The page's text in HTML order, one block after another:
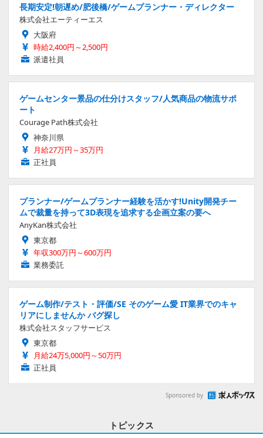
長期安定!朝遅め/肥後橋/ゲームプランナー・ディレクター
株式会社エーティーエス
大阪府
時給2,400円～2,500円
派遣社員
ゲームセンター景品の仕分けスタッフ/人気商品の物流サポ
ート
Courage Path株式会社
神奈川県
月給27万円～35万円
正社員
プランナー/ゲームプランナー経験を活かす!Unity開発チー
ムで裁量を持って3D表現を追求する企画立案の要へ
AnyKan株式会社
東京都
年収300万円～600万円
業務委託
ゲーム制作/テスト・評価/SE そのゲーム愛 IT業界でのキャ
リアにしませんか バグ探し
株式会社スタッフサービス
東京都
月給24万5,000円～50万円
正社員
Sponsored by
トピックス